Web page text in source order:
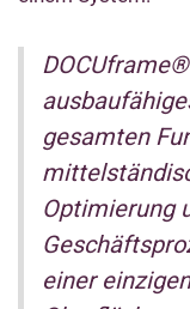
gesamten
Optimierung
einer